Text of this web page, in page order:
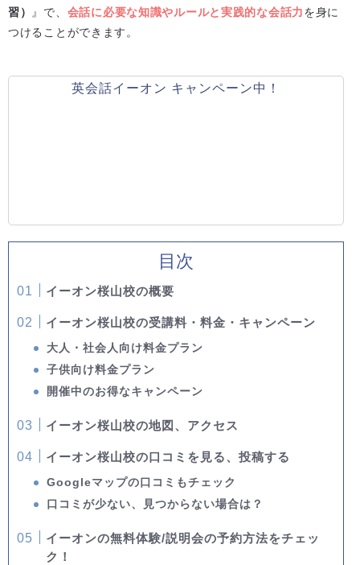
習）
』で、 会話に必要な知識やルールと実践的な会話力を身に
つけることができます。
英会話イーオン キャンペーン中！
目次
イーオン桜山校の概要
イーオン桜山校の受講料・料金・キャンペーン
大人・社会人向け料金プラン
子供向け料金プラン
開催中のお得なキャンペーン
イーオン桜山校の地図、アクセス
イーオン桜山校の口コミを見る、投稿する
Googleマップの口コミもチェック
口コミが少ない、見つからない場合は？
イーオンの無料体験/説明会の予約方法をチェッ
ク！